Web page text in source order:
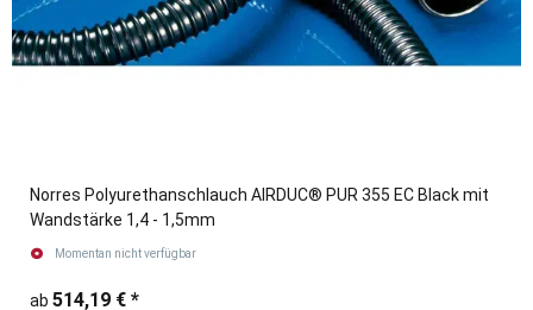
Norres Polyurethanschlauch AIRDUC® PUR 355 EC Black mit
Wandstärke 1,4 - 1,5mm
Momentan nicht verfügbar
ab 514,19 € *